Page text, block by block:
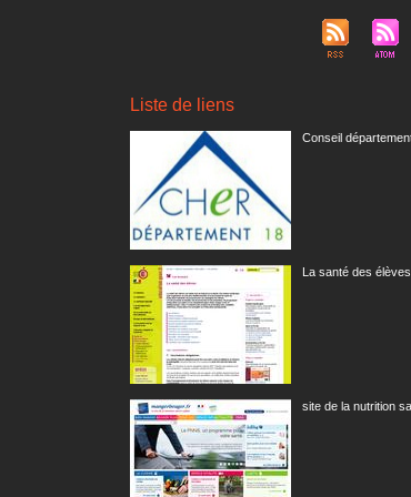
Liste de liens
Conseil
La santé des élèves
site de la nutrition